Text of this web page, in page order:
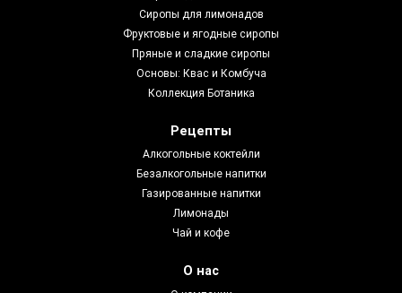
Сиропы для лимонадов
Фруктовые и ягодные сиропы
Пряные и сладкие сиропы
Основы: Квас и Комбуча
Коллекция Ботаника
Рецепты
Алкогольные коктейли
Безалкогольные напитки
Газированные напитки
Лимонады
Чай и кофе
О нас